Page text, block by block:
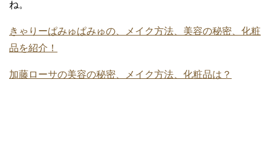
ね。
きゃりーぱみゅぱみゅの、メイク方法、美容の秘密、化粧
品を紹介！
加藤ローサの美容の秘密、メイク方法、化粧品は？